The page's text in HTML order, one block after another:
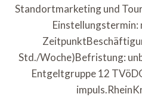
Standortmarketing und
Std./Woche)Befristung:
Entgeltgruppe 12